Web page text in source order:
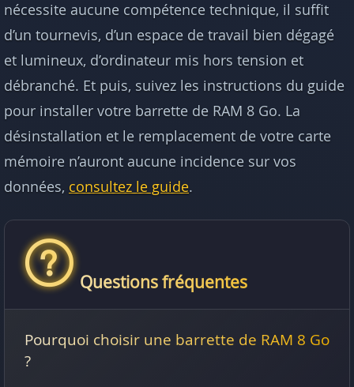
nécessite aucune compétence technique, il suffit
d’un tournevis, d’un espace de travail bien dégagé
et lumineux, d’ordinateur mis hors tension et
débranché. Et puis, suivez les instructions du guide
pour installer votre barrette de RAM 8 Go. La
désinstallation et le remplacement de votre carte
mémoire n’auront aucune incidence sur vos
données, consultez le guide.
Questions fréquentes
Pourquoi choisir une barrette de RAM 8 Go
?